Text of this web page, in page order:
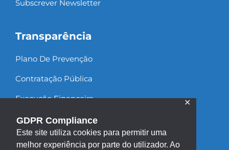
GDPR Compliance
Este site utiliza cookies para permitir uma
melhor experiência por parte do utilizador. Ao
✕
Subscrever Newsletter
Transparência
Plano De Prevenção
Contratação Pública
Execução Financeira
Recursos Humanos